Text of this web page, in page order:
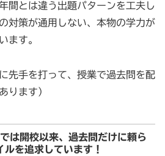
間とは違う出題パターンを工夫し
対策が通用しない、本物の学力が
ます。
先手を打って、授業で過去問を配
ります）
開校以来、過去問だけに頼ら
を追求しています！